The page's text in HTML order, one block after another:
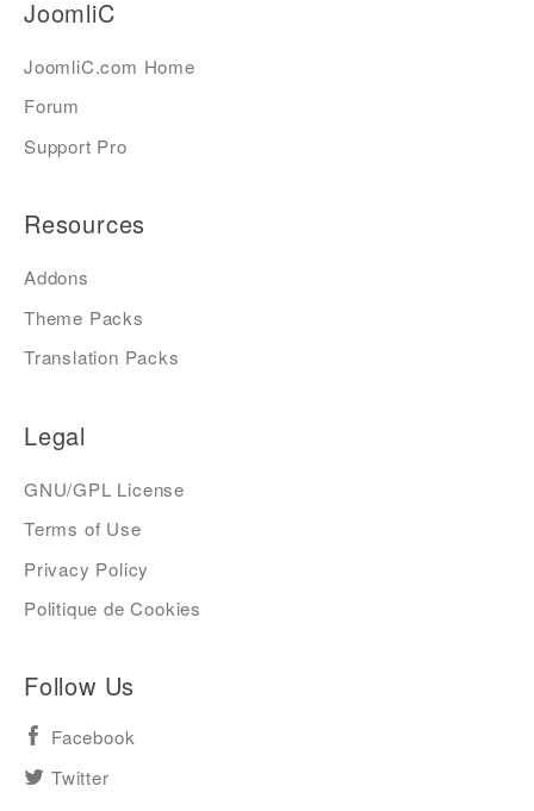
JoomliC
JoomliC.com Home
Forum
Support Pro
Resources
Addons
Theme Packs
Translation Packs
Legal
GNU/GPL License
Terms of Use
Privacy Policy
Politique de Cookies
Follow Us
Facebook
Twitter